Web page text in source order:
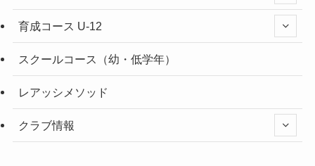
育成コース U-12
スクールコース（幼・低学年）
レアッシメソッド
クラブ情報